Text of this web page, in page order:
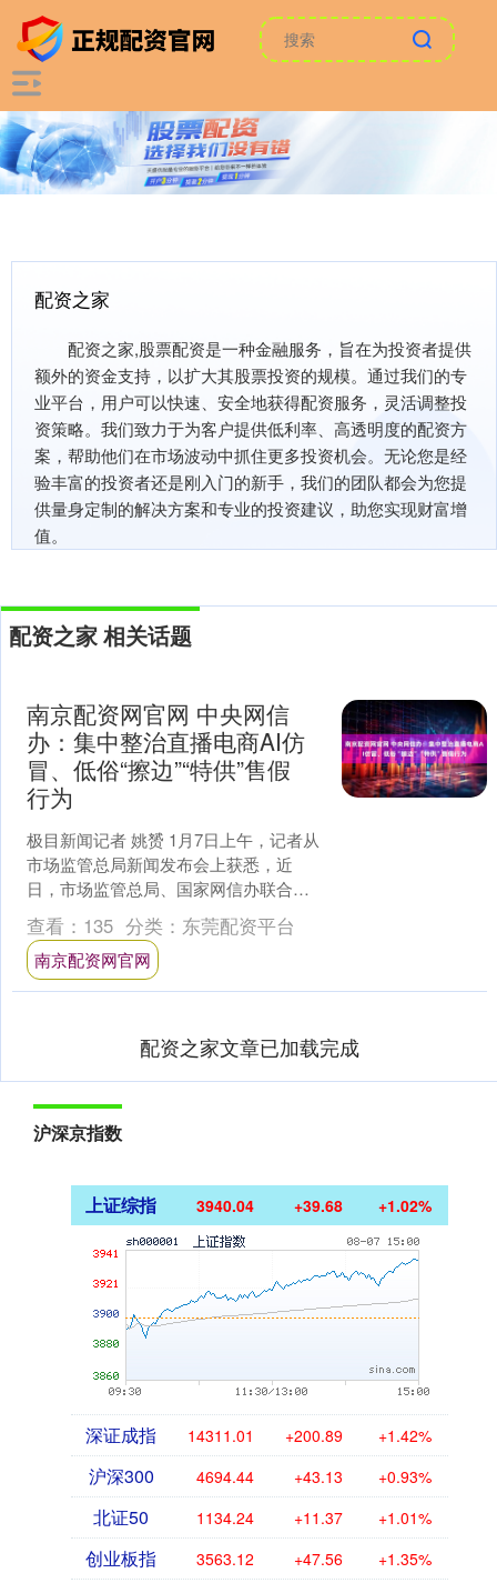
配资之家
配资之家,股票配资是一种金融服务，旨在为投资者提供
额外的资金支持，以扩大其股票投资的规模。通过我们的专
业平台，用户可以快速、安全地获得配资服务，灵活调整投
资策略。我们致力于为客户提供低利率、高透明度的配资方
案，帮助他们在市场波动中抓住更多投资机会。无论您是经
验丰富的投资者还是刚入门的新手，我们的团队都会为您提
供量身定制的解决方案和专业的投资建议，助您实现财富增
值。
配资之家 相关话题
南京配资网官网 中央网信
办：集中整治直播电商AI仿
冒、低俗“擦边”“特供”售假
行为
极目新闻记者 姚赟 1月7日上午，记者从
市场监管总局新闻发布会上获悉，近
日，市场监管总局、国家网信办联合印
发了《网络交易平台规则监督管理办
法》与《直播电商监督管....
查看： 135 分类： 东莞配资平台
南京配资网官网
配资之家文章已加载完成
沪深京指数
上证综指 3940.04 +39.68 +1.02%
深证成指 14311.01 +200.89 +1.42%
沪深300 4694.44 +43.13 +0.93%
北证50 1134.24 +11.37 +1.01%
创业板指 3563.12 +47.56 +1.35%